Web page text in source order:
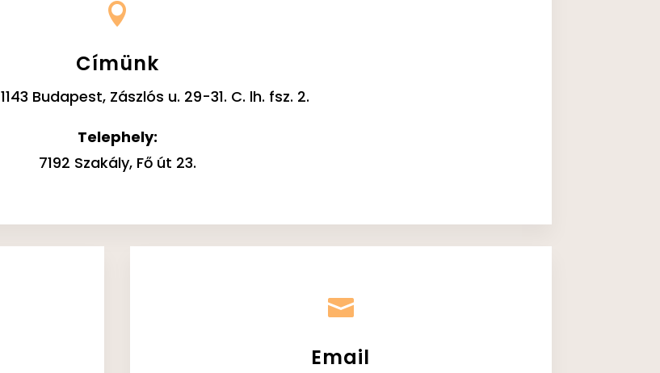

Címünk
1143 Budapest, Zászlós u. 29-31. C. lh. fsz. 2.
Telephely:
7192 Szakály, Fő út 23.

Email